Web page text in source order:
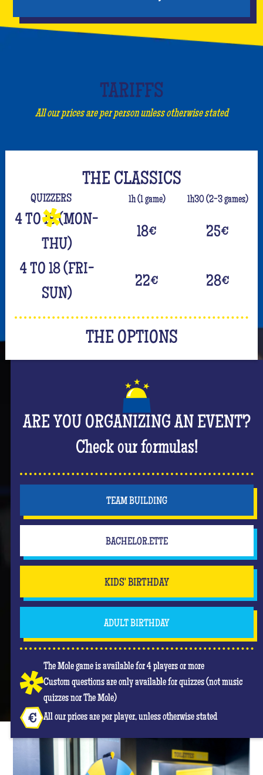
TARIFFS
All our prices are per person unless otherwise stated
THE CLASSICS
QUIZZERS 1h (1 game) 1h30 (2-3 games)
4 TO 18 (MON-
THU)
18€ 25€
4 TO 18 (FRI-
SUN)
22€ 28€
THE OPTIONS
ARE YOU ORGANIZING AN EVENT?
Check our formulas!
TEAM BUILDING
BACHELOR.ETTE
KIDS' BIRTHDAY
ADULT BIRTHDAY
The Mole game is available for 4 players or more
Custom questions are only available for quizzes (not music
quizzes nor The Mole)
All our prices are per player, unless otherwise stated